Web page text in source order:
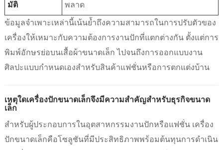
มัติ
พลาด
ข้อมูลจำเพาะเหล่านี้เน้นย้ำถึงความสามารถในการปรับตัวของ
เครื่องให้เหมาะกับความต้องการงานปักที่แตกต่างกัน ตั้งแต่การ
พิมพ์อักษรย่อบนเสื้อผ้าขนาดเล็ก ไปจนถึงการออกแบบงาน
ศิลปะแบบกำหนดเองสำหรับสินค้าแฟชั่นหรือการตกแต่งบ้าน
เหตุใดเครื่องปักขนาดเล็กจึงมีความสำคัญสำหรับธุรกิจขนาด
เล็ก
สำหรับผู้ประกอบการในอุตสาหกรรมงานปักหรือแฟชั่น เครื่อง
ปักขนาดเล็กคือโซลูชันที่มีประสิทธิภาพพร้อมต้นทุนการดำเนิน